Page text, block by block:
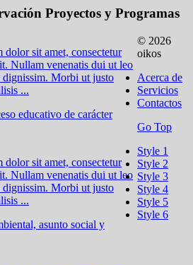
Proyectos y Programas
dolor sit amet, consectetur
Nullam venenatis dui ut leo
dignissim. Morbi ut justo
...
educativo de carácter
dolor sit amet, consectetur
Nullam venenatis dui ut leo
dignissim. Morbi ut justo
...
asunto social y
© 2026
oikos
Acerca de
Servicios
Contactos
Go Top
Style 1
Style 2
Style 3
Style 4
Style 5
Style 6